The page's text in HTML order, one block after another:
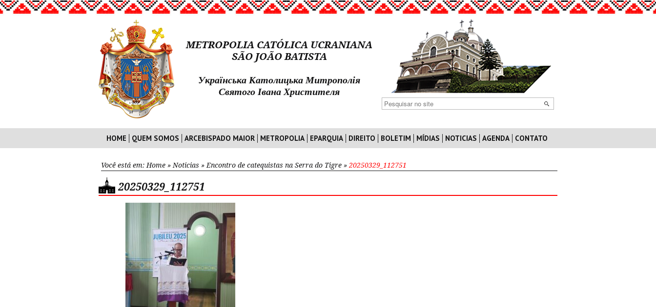
METROPOLIA CATÓLICA UCRANIANA
SÃO JOÃO BATISTA
Українська Католицька Митрополія
Святого Івана Христителя
HOME QUEM SOMOS ARCEBISPADO MAIOR METROPOLIA EPARQUIA DIREITO BOLETIM MÍDIAS NOTICIAS AGENDA CONTATO
Você está em: Home » Noticias » Encontro de catequistas na Serra do Tigre » 20250329_112751
20250329_112751